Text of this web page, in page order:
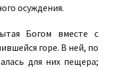
осуждения.
Богом вместе с
горе. В ней, по
для них пещера;